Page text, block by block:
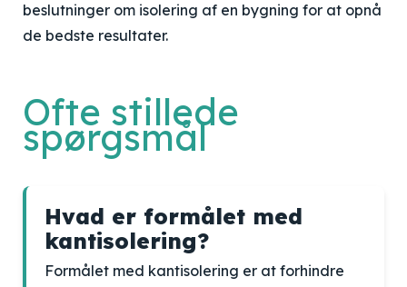
beslutninger om isolering af en bygning for at opnå
de bedste resultater.
Ofte stillede
spørgsmål
Hvad er formålet med
kantisolering?
Formålet med kantisolering er at forhindre